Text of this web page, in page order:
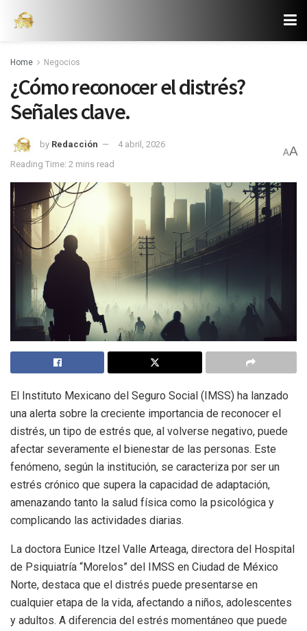
Home Negocios
¿Cómo reconocer el distrés?
Señales clave.
by Redacción
4 abril, 2026
Reading Time: 2 mins read
AA
El Instituto Mexicano del Seguro Social (IMSS) ha lanzado
una alerta sobre la creciente importancia de reconocer el
distrés, un tipo de estrés que, al volverse negativo, puede
afectar severamente el bienestar de las personas. Este
fenómeno, según la institución, se caracteriza por ser un
estrés crónico que supera la capacidad de adaptación,
amenazando tanto la salud física como la psicológica y
complicando las actividades diarias.
La doctora Eunice Itzel Valle Arteaga, directora del Hospital
de Psiquiatría “Morelos” del IMSS en Ciudad de México
Norte, destaca que el distrés puede presentarse en
cualquier etapa de la vida, afectando a niños, adolescentes
y adultos. A diferencia del estrés momentáneo que puede